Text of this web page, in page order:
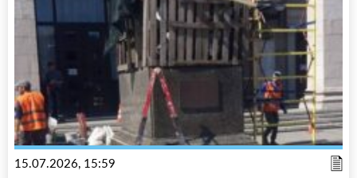
15.07.2026, 15:59